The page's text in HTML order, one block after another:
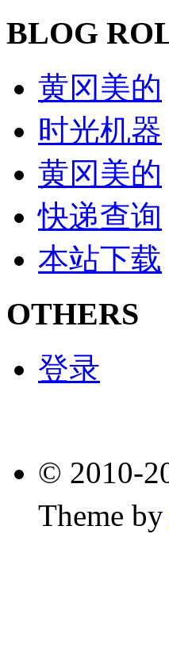
BLOG
黄冈美的
时光机器
黄冈美的
快递查询
本站下载
OTHERS
登录
© 2010-
Theme by